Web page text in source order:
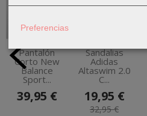
Pantalón
Corto New
Balance
Sport...
39,95 €
Sandalias
Adidas
Altaswim 2.0
C...
19,95 €
32,95 €
Preferencias